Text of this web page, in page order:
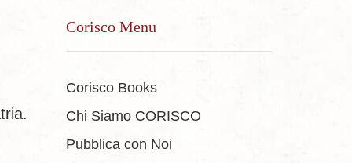
Corisco Menu
Corisco Books
Chi Siamo CORISCO
Pubblica con Noi